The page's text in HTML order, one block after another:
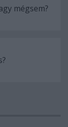
mégsem?